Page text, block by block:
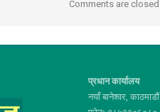
Comments are closed.
प्रधान कार्यालय
नयाँ बानेश्वर, काठमाडौं